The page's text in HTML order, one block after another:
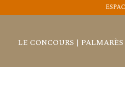
LE CONCOURS PALMARÈS